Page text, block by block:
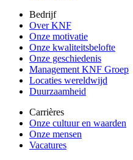
Bedrijf
Over KNF
Onze motivatie
Onze kwaliteitsbelofte
Onze geschiedenis
Management KNF Groep
Locaties wereldwijd
Duurzaamheid
Carrières
Onze cultuur en waarden
Onze mensen
Vacatures